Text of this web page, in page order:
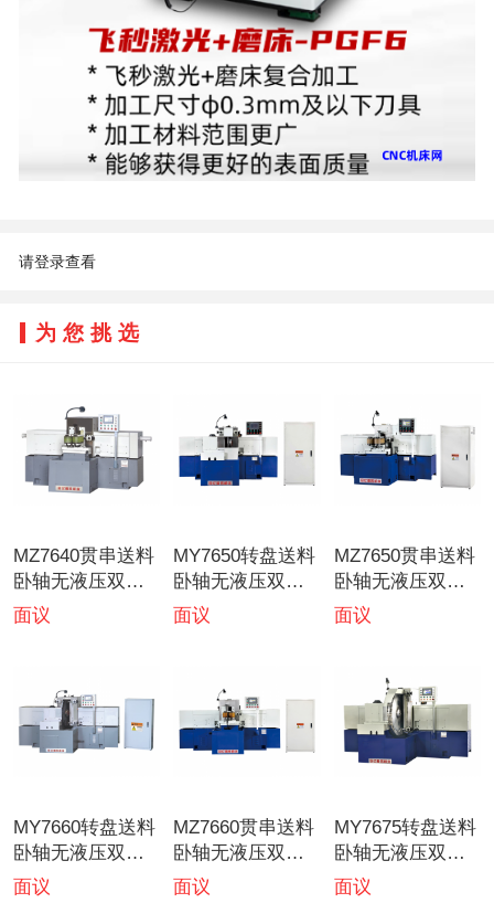
请登录查看
为您挑选
MZ7640贯串送料
卧轴无液压双端
面磨床
面议
MY7650转盘送料
卧轴无液压双端
面磨床
面议
MZ7650贯串送料
卧轴无液压双端
面磨床
面议
MY7660转盘送料
卧轴无液压双端
面磨床
面议
MZ7660贯串送料
卧轴无液压双端
面磨床
面议
MY7675转盘送料
卧轴无液压双端
面磨床
面议